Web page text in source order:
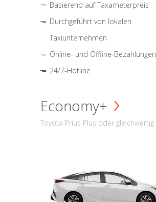
Basierend auf Taxameterpreis
Durchgeführt von lokalen
Taxiunternehmen
Online- und Offline-Bezahlungen
24/7-Hotline
Economy+
Toyota Prius Plus oder gleichwertig